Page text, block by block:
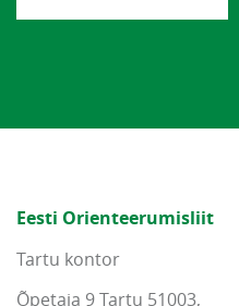
Eesti Orienteerumisliit
Tartu kontor
Õpetaja 9 Tartu 51003,